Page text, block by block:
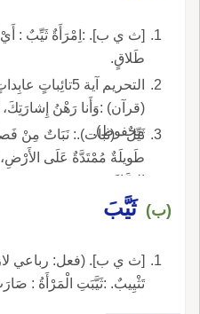
[ث ي ب]. :اِمْرَأَةٌ ثَيِّبٌ :
طَلاقٍ.
التحريم آية
(قرآن) :وَأَنا رَهْنُ
محفوظ).
ثَيِّلٌ - (نبات).: نَبَاتٌ مِنْ
طَويلَةٌ مُمْتَدَّةٌ عَلَى
الضَّارَّةِ.
(ب) ثَيَّبَ
[ث ي ب]. (فعل: رباعي
تَثْيِيبٌ. :ثَيَّبَتِ الْمَرْأَةُ :